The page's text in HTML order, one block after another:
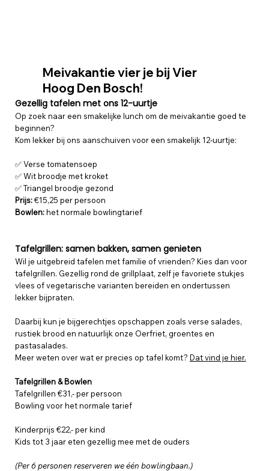
Meivakantie vier je bij Vier
Hoog Den Bosch!
Gezellig tafelen met ons 12-uurtje
Op zoek naar een smakelijke lunch om de meivakantie goed te
beginnen?
Kom lekker bij ons aanschuiven voor een smakelijk 12-uurtje:
✅ Verse tomatensoep
✅ Wit broodje met kroket
✅ Triangel broodje gezond
Prijs:€15,25 per persoon
Bowlen:het normale bowlingtarief
Tafelgrillen: samen bakken, samen genieten
Wil je uitgebreid tafelen met familie of vrienden? Kies dan voor
tafelgrillen. Gezellig rond de grillplaat, zelf je favoriete stukjes
vlees of vegetarische varianten bereiden en ondertussen
lekker bijpraten.
Daarbij kun je bijgerechtjes opschappen zoals verse salades,
rustiek brood en natuurlijk onze Oerfriet, groentes en
pastasalades.
Meer weten over wat er precies op tafel komt? Dat vind je hier.
Tafelgrillen & Bowlen
Tafelgrillen €31,- per persoon
Bowling voor het normale tarief
Kinderprijs €22,- per kind
Kids tot 3 jaar eten gezellig mee met de ouders
(Per 6 personen reserveren we één bowlingbaan.)